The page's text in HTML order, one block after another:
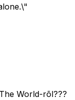
World-rõl???